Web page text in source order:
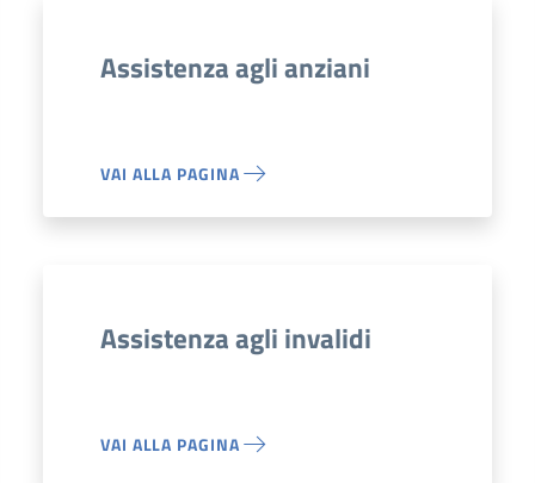
Assistenza agli anziani
VAI ALLA PAGINA
Assistenza agli invalidi
VAI ALLA PAGINA